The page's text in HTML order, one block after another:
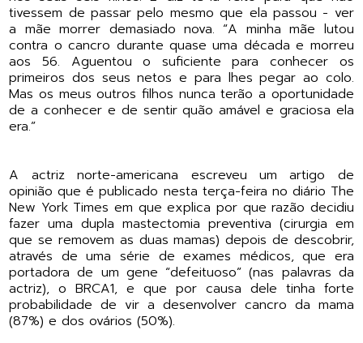
tivessem de passar pelo mesmo que ela passou - ver
a mãe morrer demasiado nova. “A minha mãe lutou
contra o cancro durante quase uma década e morreu
aos 56. Aguentou o suficiente para conhecer os
primeiros dos seus netos e para lhes pegar ao colo.
Mas os meus outros filhos nunca terão a oportunidade
de a conhecer e de sentir quão amável e graciosa ela
era.”
A actriz norte-americana escreveu um artigo de
opinião que é publicado nesta terça-feira no diário The
New York Times em que explica por que razão decidiu
fazer uma dupla mastectomia preventiva (cirurgia em
que se removem as duas mamas) depois de descobrir,
através de uma série de exames médicos, que era
portadora de um gene “defeituoso” (nas palavras da
actriz), o BRCA1, e que por causa dele tinha forte
probabilidade de vir a desenvolver cancro da mama
(87%) e dos ovários (50%).